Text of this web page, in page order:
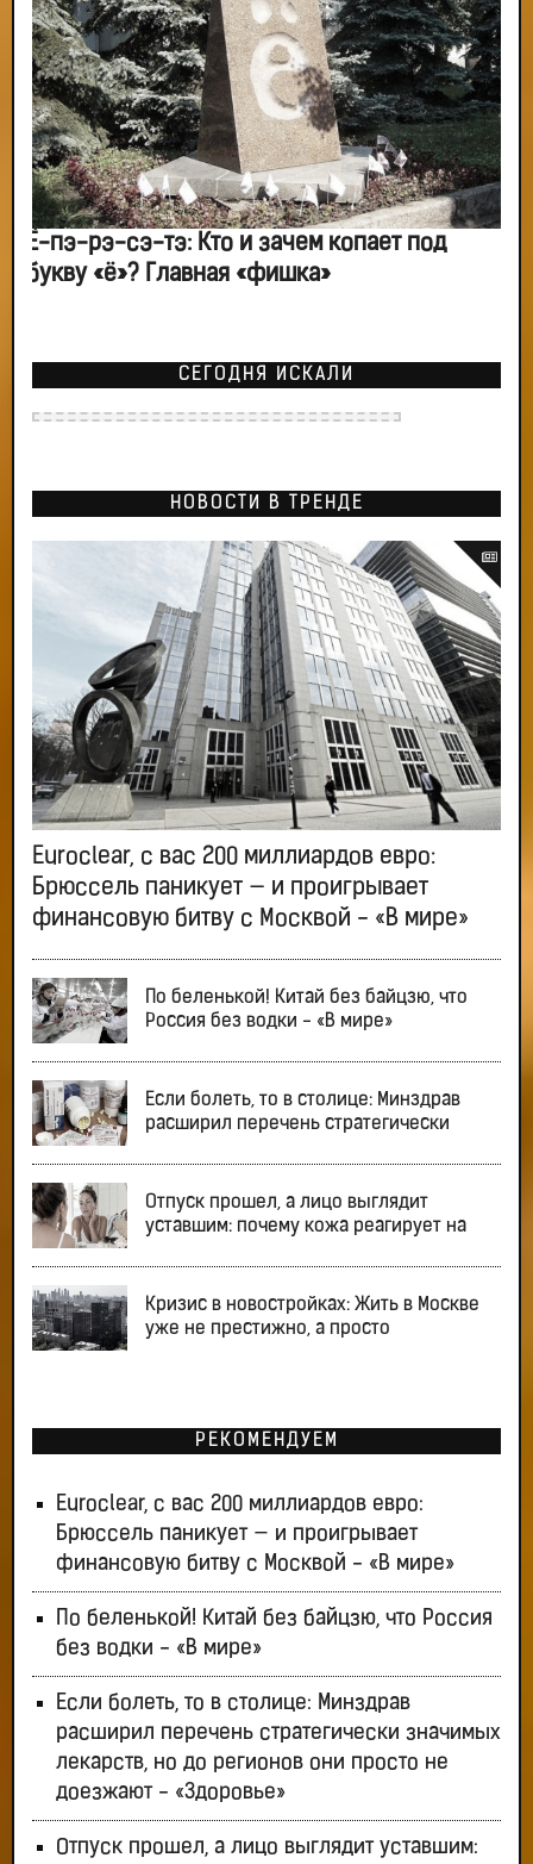
Ё-пэ-рэ-сэ-тэ: Кто и зачем копает под
букву «ё»? Главная «фишка»
СЕГОДНЯ ИСКАЛИ
НОВОСТИ В ТРЕНДЕ
Euroclear, с вас 200 миллиардов евро:
Брюссель паникует — и проигрывает
финансовую битву с Москвой - «В мире»
По беленькой! Китай без байцзю, что
Россия без водки - «В мире»
Если болеть, то в столице: Минздрав
расширил перечень стратегически
Отпуск прошел, а лицо выглядит
уставшим: почему кожа реагирует на
Кризис в новостройках: Жить в Москве
уже не престижно, а просто
РЕКОМЕНДУЕМ
Euroclear, с вас 200 миллиардов евро:
Брюссель паникует — и проигрывает
финансовую битву с Москвой - «В мире»
По беленькой! Китай без байцзю, что Россия
без водки - «В мире»
Если болеть, то в столице: Минздрав
расширил перечень стратегически значимых
лекарств, но до регионов они просто не
доезжают - «Здоровье»
Отпуск прошел, а лицо выглядит уставшим: